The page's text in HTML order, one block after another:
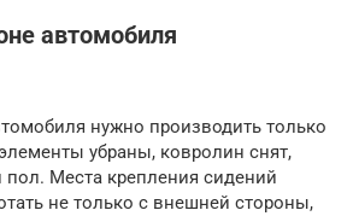
автомобиля
нужно производить только
убраны, ковролин снят,
Места крепления сидений
не только с внешней стороны,